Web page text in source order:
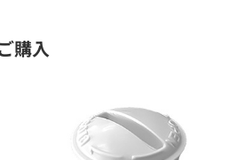
購入